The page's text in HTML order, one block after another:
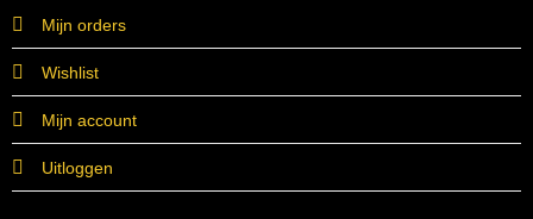
Mijn orders
Wishlist
Mijn account
Uitloggen